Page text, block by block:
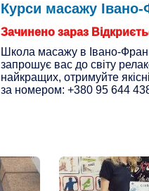
Курси масажу
Зачинено зараз
Школа масажу в Івано-
запрошує вас до світу
найкращих, отримуйте
за номером: +380 95 644